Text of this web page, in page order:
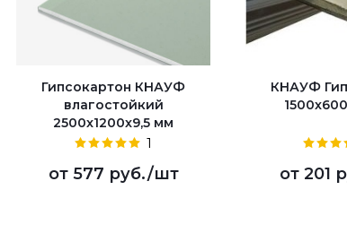
Гипсокартон КНАУФ
влагостойкий
2500x1200x9,5 мм
1
от 577 руб./шт
КНАУФ
от 201